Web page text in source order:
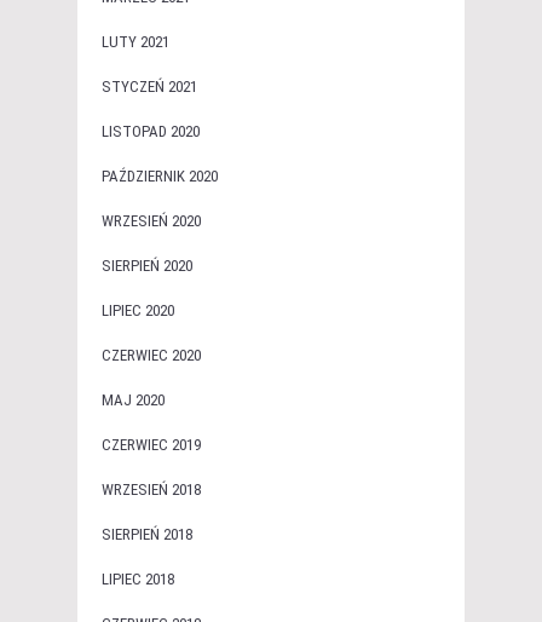
LUTY 2021
STYCZEŃ 2021
LISTOPAD 2020
PAŹDZIERNIK 2020
WRZESIEŃ 2020
SIERPIEŃ 2020
LIPIEC 2020
CZERWIEC 2020
MAJ 2020
CZERWIEC 2019
WRZESIEŃ 2018
SIERPIEŃ 2018
LIPIEC 2018